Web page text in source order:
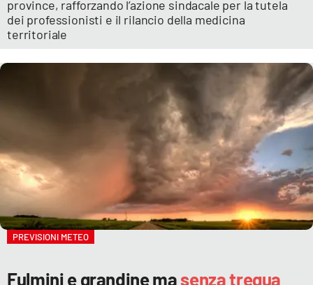
province, rafforzando l’azione sindacale per la tutela
dei professionisti e il rilancio della medicina
territoriale
PREVISIONI METEO
Fulmini e grandine masenza tregua